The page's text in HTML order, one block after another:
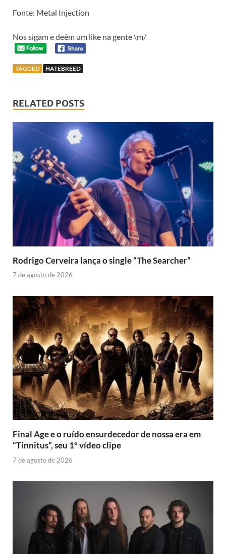
Fonte: Metal Injection
Nos sigam e deêm um like na gente \m/
TAGGED HATEBREED
RELATED POSTS
Rodrigo Cerveira lança o single “The Searcher”
7 de agosto de 2026
Final Age e o ruído ensurdecedor de nossa era em
“Tinnitus”, seu 1º vídeo clipe
7 de agosto de 2026